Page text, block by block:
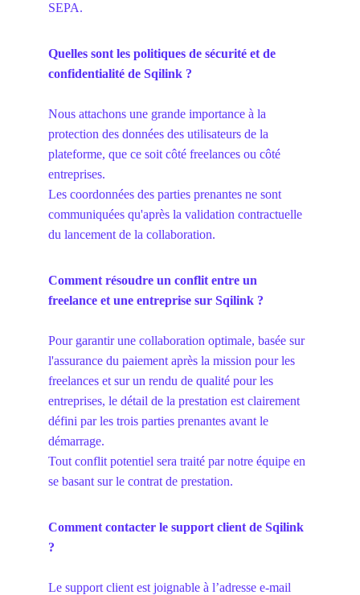
SEPA.
Quelles sont les politiques de sécurité et de
confidentialité de Sqilink ?
Nous attachons une grande importance à la
protection des données des utilisateurs de la
plateforme, que ce soit côté freelances ou côté
entreprises.
Les coordonnées des parties prenantes ne sont
communiquées qu'après la validation contractuelle
du lancement de la collaboration.
Comment résoudre un conflit entre un
freelance et une entreprise sur Sqilink ?
Pour garantir une collaboration optimale, basée sur
l'assurance du paiement après la mission pour les
freelances et sur un rendu de qualité pour les
entreprises, le détail de la prestation est clairement
défini par les trois parties prenantes avant le
démarrage.
Tout conflit potentiel sera traité par notre équipe en
se basant sur le contrat de prestation.
Comment contacter le support client de Sqilink
?
Le support client est joignable à l’adresse e-mail